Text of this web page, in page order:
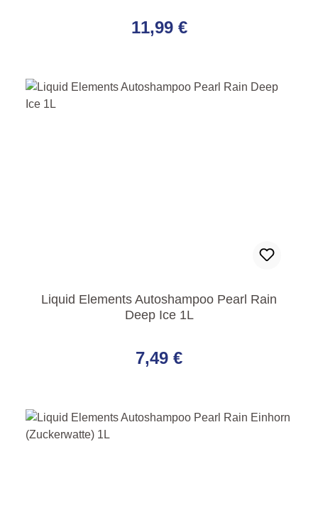
11,99 €
Liquid Elements Autoshampoo Pearl Rain
Deep Ice 1L
7,49 €